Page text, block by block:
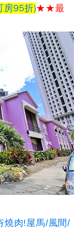
房95折)★★最
燒肉!屋馬/風間/